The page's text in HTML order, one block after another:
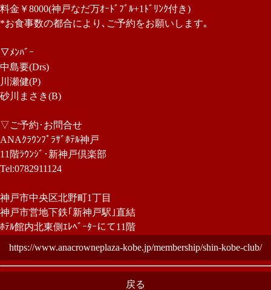
料金￥8000(神戸なだ万ｵｰﾄﾞﾌﾞﾙ+1ﾄﾞﾘﾝｸ付き)
*お食事数の都合により､ご予約をお願いします｡
▽ﾒﾝﾊﾞｰ
中島要(Drs)
川瀬健(P)
砂川まさき(B)
▽ご予約･お問合せ
ANAｸﾗｳﾝﾌﾟﾗｻﾞﾎﾃﾙ神戸
11階ﾗｳﾝｼﾞ･新神戸倶楽部
Tel:0782911124
神戸市中央区北野町1丁目
神戸市営地下鉄｢新神戸駅｣直結
ﾎﾃﾙ館内北東側ｴﾚﾍﾞｰﾀｰにて11階
https://www.anacrowneplaza-kobe.jp/membership/shin-kobe-club/
戻る